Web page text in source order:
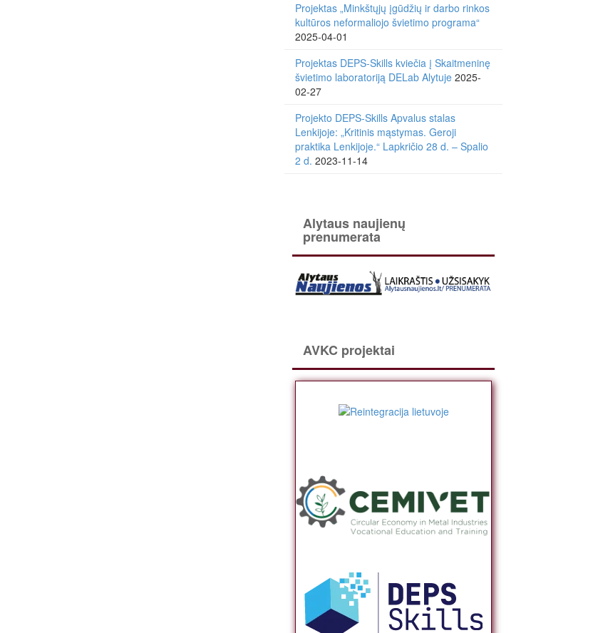
Projektas „Minkštųjų įgūdžių ir darbo rinkos
kultūros neformaliojo švietimo programa“
2025-04-01
Projektas DEPS-Skills kviečia į Skaitmeninę
švietimo laboratoriją DELab Alytuje 2025-
02-27
Projekto DEPS-Skills Apvalus stalas
Lenkijoje: „Kritinis mąstymas. Geroji
praktika Lenkijoje.“ Lapkričio 28 d. – Spalio
2 d. 2023-11-14
Alytaus naujienų
prenumerata
AVKC projektai